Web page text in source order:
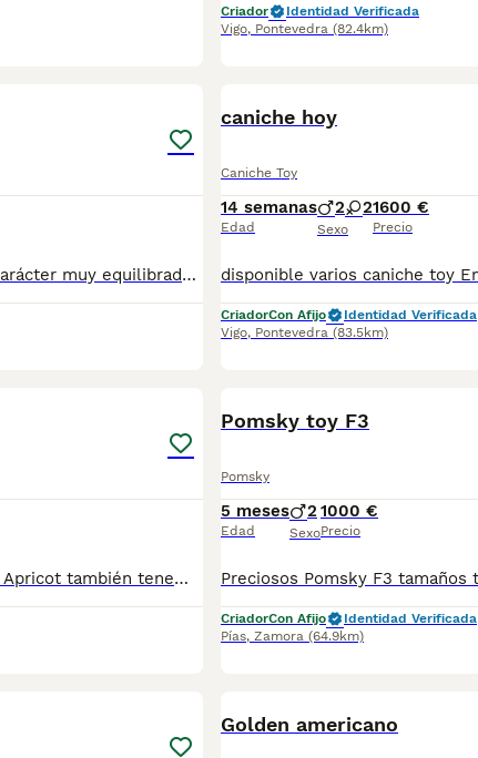
Criador
Identidad Verificada
Vigo, Pontevedra (82.4km)
Pastor australiano machos y hembras ,de carácter muy equilibrado simpáticos,sociables,cariñosos,inteligentes,muy cariñosos con los niños y el resto de animales se entregan vacunados desparasitados pasaporte microchip y contrato de garantía
caniche hoy
Caniche Toy
14 semanas
Edad
2 2
Sexo
1600 €
Precio
CriadorCon Afijo
Identidad Verificada
Vigo, Pontevedra (83.5km)
disponible cama de caniche tenemos color Apricot también tenemos color rojo están desparasitado tienen dos vacunas listos para la entrega sanos y activos muy bellos precio macho desde 1600 hembra precio desde 1800
Pomsky toy F3
Pomsky
5 meses
Edad
2
Sexo
1000 €
Precio
CriadorCon Afijo
Identidad Verificada
Pías, Zamora (64.9km)
Golden americano